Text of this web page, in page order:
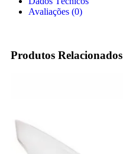
Avaliações (0)
Produtos Relacionados